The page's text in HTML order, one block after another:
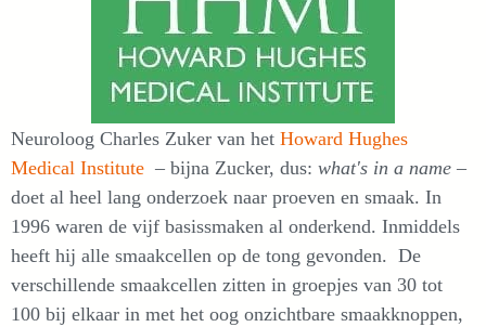
Neuroloog Charles Zuker van het Howard Hughes
Medical Institute – bijna Zucker, dus: what's in a name –
doet al heel lang onderzoek naar proeven en smaak. In
1996 waren de vijf basissmaken al onderkend. Inmiddels
heeft hij alle smaakcellen op de tong gevonden. De
verschillende smaakcellen zitten in groepjes van 30 tot
100 bij elkaar in met het oog onzichtbare smaakknoppen,